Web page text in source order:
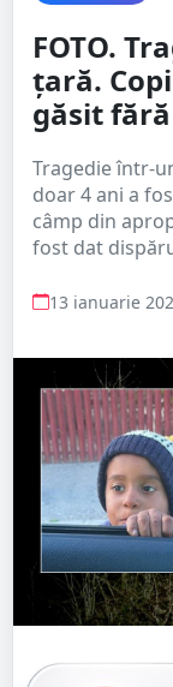
FOTO.
țară.
găsit
Tragedie într-
doar 4 ani a
câmp din
fost dat
13 ianuarie